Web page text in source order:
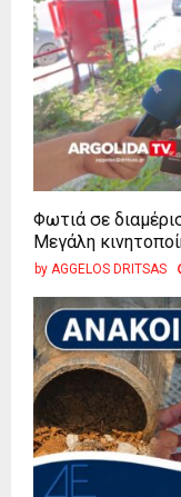
Φωτιά σε
Μεγάλη
by AGGELOS DRITSAS